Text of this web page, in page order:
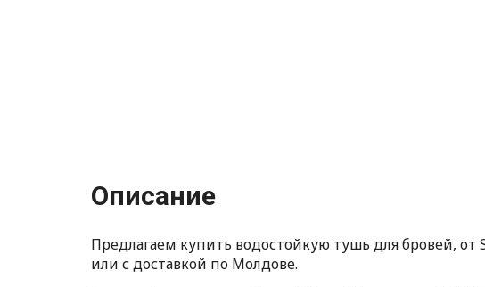
Описание
Предлагаем купить водостойкую тушь для бровей, от
или с доставкой по Молдове.